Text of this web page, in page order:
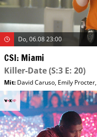
Do, 06.08 23:00
CSI: Miami
Killer-Date(S:3 E: 20)
Mit: David Caruso, Emily Procter,